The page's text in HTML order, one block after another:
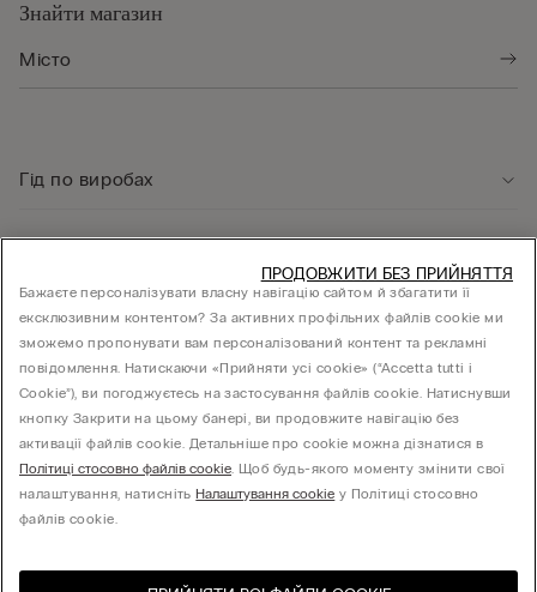
Знайти магазин
Гід по виробах
Юридична інформація
КОМПАНІЯ
Товариство з обмеженою відповідальністю "МНС ІНВЕСТМЕНТ" - 01014, місто Київ,
Бажаєте персоналізувати власну навігацію сайтом й збагатити її
ексклюзивним контентом? За активних профільних файлів cookie ми
зможемо пропонувати вам персоналізований контент та рекламні
повідомлення. Натискаючи «Прийняти усі cookie» (“Accetta tutti i
Cookie”), ви погоджуєтесь на застосування файлів cookie. Натиснувши
кнопку Закрити на цьому банері, ви продовжите навігацію без
активації файлів cookie. Детальніше про cookie можна дізнатися в
Політиці стосовно файлів cookie. Щоб будь-якого моменту змінити свої
налаштування, натиснітьНалаштування cookie у Політиці стосовно
файлів cookie.
ПРОДОВЖИТИ БЕЗ ПРИЙНЯТТЯ